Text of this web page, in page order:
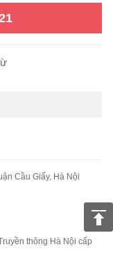
Cầu Giấy, Hà Nội
thông Hà Nội cấp